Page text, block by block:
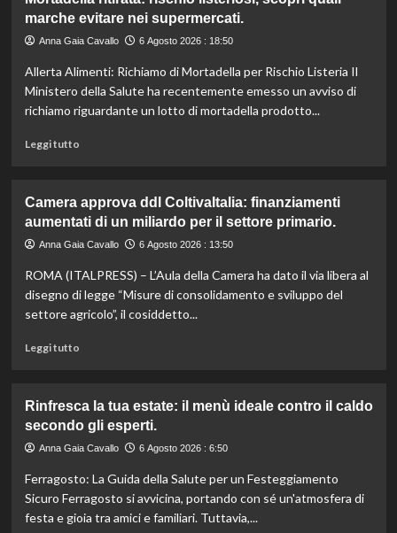
Il
cavallo:
una
indispensabile
per
l’agricoltura
marche evitare nei supermercati.
Anna Gaia Cavallo 6 Agosto 2026 : 18:50
Allerta Alimenti: Richiamo di Mortadella per Rischio Listeria Il
Ministero della Salute ha recentemente emesso un avviso di
richiamo riguardante un lotto di mortadella prodotto...
Leggi tuttoLeggi
Mortadella
ritirata:
rischio
scopri
quali
marche
Camera approva ddl ColtivaItalia: finanziamenti
aumentati di un miliardo per il settore primario.
Anna Gaia Cavallo 6 Agosto 2026 : 13:50
ROMA (ITALPRESS) – L’Aula della Camera ha dato il via libera al
disegno di legge “Misure di consolidamento e sviluppo del
settore agricolo”, il cosiddetto...
Leggi tuttoLeggi
Camera
approva
ddl
finanziamenti
aumentati
di
Rinfresca la tua estate: il menù ideale contro il caldo
secondo gli esperti.
Anna Gaia Cavallo 6 Agosto 2026 : 6:50
Ferragosto: La Guida della Salute per un Festeggiamento
Sicuro Ferragosto si avvicina, portando con sé un'atmosfera di
festa e gioia tra amici e familiari. Tuttavia,...